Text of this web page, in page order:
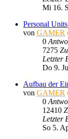
Mi 16.
Personal
von GAMER
0
7275
Letzter
Do 9.
Aufbau der
von GAMER
0
12410
Letzter
So 5.